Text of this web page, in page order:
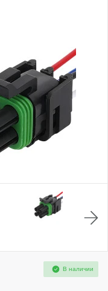
В наличии